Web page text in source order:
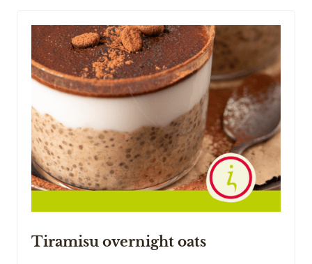
Tiramisu overnight oats